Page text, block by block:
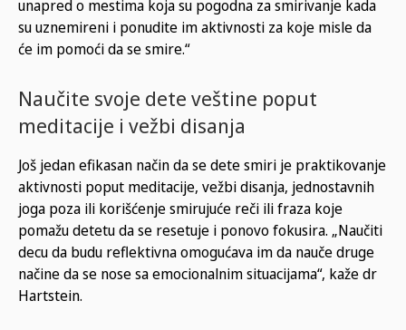
unapred o mestima koja su pogodna za smirivanje kada
su uznemireni i ponudite im aktivnosti za koje misle da
će im pomoći da se smire.“
Naučite svoje dete veštine poput
meditacije i vežbi disanja
Još jedan efikasan način da se dete smiri je praktikovanje
aktivnosti poput meditacije, vežbi disanja, jednostavnih
joga poza ili korišćenje smirujuće reči ili fraza koje
pomažu detetu da se resetuje i ponovo fokusira. „Naučiti
decu da budu reflektivna omogućava im da nauče druge
načine da se nose sa emocionalnim situacijama“, kaže dr
Hartstein.